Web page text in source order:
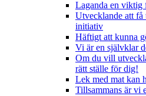
Laganda en viktig
Utvecklande att få
initiativ
Häftigt att kunna
Vi är en självklar
Om du vill
rätt ställe för dig!
Lek med mat kan
Tillsammans är vi